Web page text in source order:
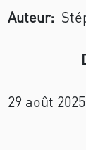
Auteur:
29 août 2025